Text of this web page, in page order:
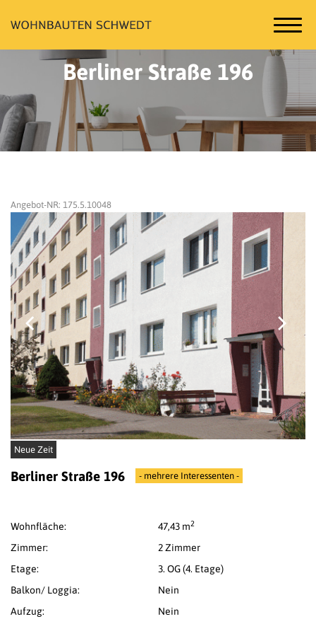
Berliner Straße 196
Angebot-NR: 175.5.10048
Neue Zeit
Berliner Straße 196 - mehrere Interessenten -
Wohnfläche: 47,43 m2
Zimmer:
2 Zimmer
Etage:
3. OG (4. Etage)
Balkon/ Loggia:
Nein
Aufzug:
Nein